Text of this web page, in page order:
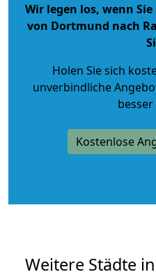
Wir legen los, wenn
von Dortmund nach
Holen Sie sich
unverbindliche
Kostenlose
Weitere Städte